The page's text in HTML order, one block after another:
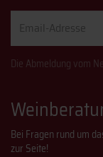
Adresse
Die Abmeldung vom
Bei Fragen rund um
zur Seite!